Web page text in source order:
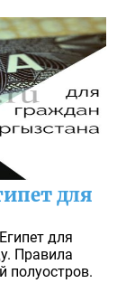
для
для
Правила
полуостров.